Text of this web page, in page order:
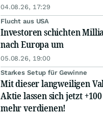
04.08.26, 17:29
Flucht aus USA
Investoren schichten
nach Europa um
05.08.26, 19:00
Starkes Setup für Gewinne
Mit dieser langweiligen
Aktie lassen sich jetzt
mehr verdienen!